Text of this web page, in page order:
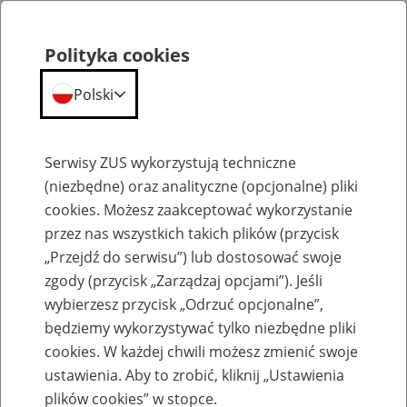
Emerytury
Baza zlikwidowanych lub
przekształconych zakładów pracy
Polityka cookies
Polski
Serwisy ZUS wykorzystują techniczne
(niezbędne) oraz analityczne (opcjonalne) pliki
cookies. Możesz zaakceptować wykorzystanie
przez nas wszystkich takich plików (przycisk
„Przejdź do serwisu”) lub dostosować swoje
zgody (przycisk „Zarządzaj opcjami”). Jeśli
wybierzesz przycisk „Odrzuć opcjonalne”,
będziemy wykorzystywać tylko niezbędne pliki
cookies. W każdej chwili możesz zmienić swoje
ustawienia. Aby to zrobić, kliknij „Ustawienia
plików cookies” w stopce.